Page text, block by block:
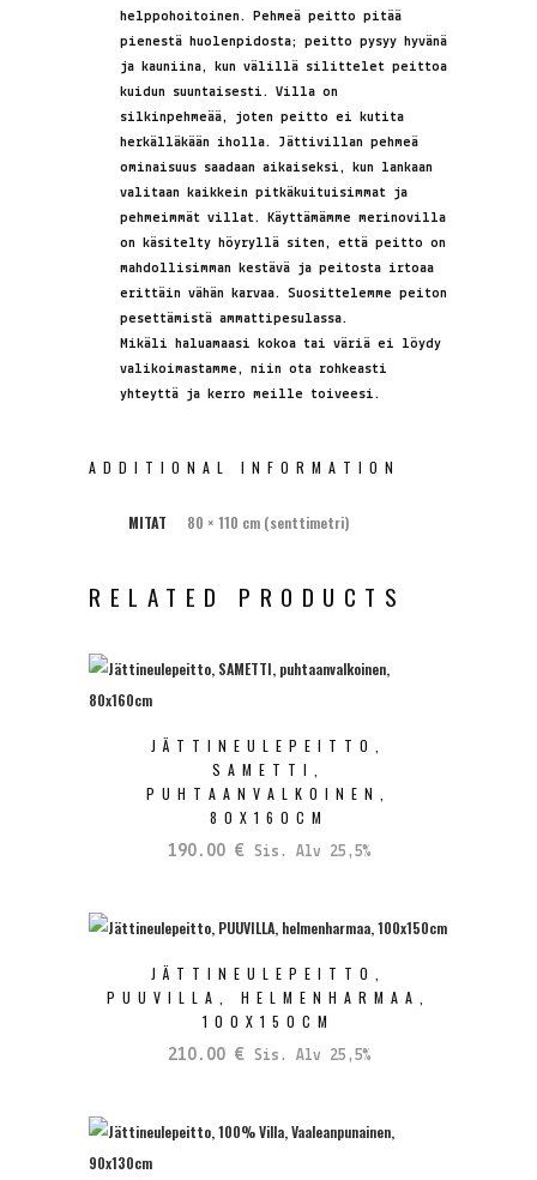
helppohoitoinen. Pehmeä peitto pitää
pienestä huolenpidosta; peitto pysyy hyvänä
ja kauniina, kun välillä silittelet peittoa
kuidun suuntaisesti. Villa on
silkinpehmeää, joten peitto ei kutita
herkälläkään iholla. Jättivillan pehmeä
ominaisuus saadaan aikaiseksi, kun lankaan
valitaan kaikkein pitkäkuituisimmat ja
pehmeimmät villat. Käyttämämme merinovilla
on käsitelty höyryllä siten, että peitto on
mahdollisimman kestävä ja peitosta irtoaa
erittäin vähän karvaa. Suosittelemme peiton
pesettämistä ammattipesulassa.
Mikäli haluamaasi kokoa tai väriä ei löydy
valikoimastamme, niin ota rohkeasti
yhteyttä ja kerro meille toiveesi.
ADDITIONAL INFORMATION
MITAT 80 × 110 cm (senttimetri)
RELATED PRODUCTS
JÄTTINEULEPEITTO,
SAMETTI,
PUHTAANVALKOINEN,
80X160CM
190.00 € Sis. Alv 25,5%
JÄTTINEULEPEITTO,
PUUVILLA, HELMENHARMAA,
100X150CM
210.00 € Sis. Alv 25,5%